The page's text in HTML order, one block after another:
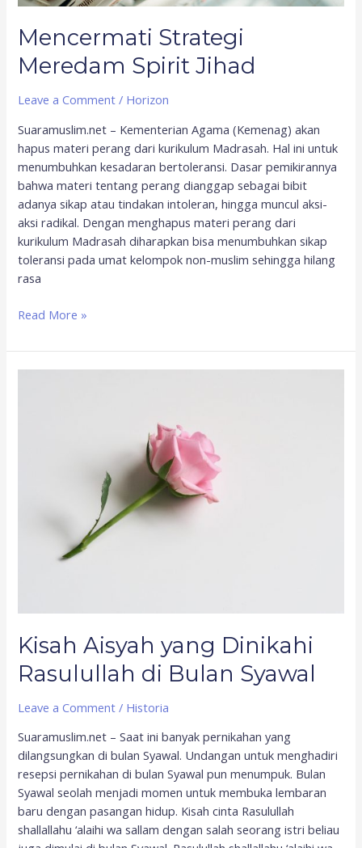
Mencermati Strategi
Meredam Spirit Jihad
Leave a Comment / Horizon
Suaramuslim.net – Kementerian Agama (Kemenag) akan
hapus materi perang dari kurikulum Madrasah. Hal ini untuk
menumbuhkan kesadaran bertoleransi. Dasar pemikirannya
bahwa materi tentang perang dianggap sebagai bibit
adanya sikap atau tindakan intoleran, hingga muncul aksi-
aksi radikal. Dengan menghapus materi perang dari
kurikulum Madrasah diharapkan bisa menumbuhkan sikap
toleransi pada umat kelompok non-muslim sehingga hilang
rasa
Read More »
Kisah Aisyah yang Dinikahi
Rasulullah di Bulan Syawal
Leave a Comment / Historia
Suaramuslim.net – Saat ini banyak pernikahan yang
dilangsungkan di bulan Syawal. Undangan untuk menghadiri
resepsi pernikahan di bulan Syawal pun menumpuk. Bulan
Syawal seolah menjadi momen untuk membuka lembaran
baru dengan pasangan hidup. Kisah cinta Rasulullah
shallallahu ‘alaihi wa sallam dengan salah seorang istri beliau